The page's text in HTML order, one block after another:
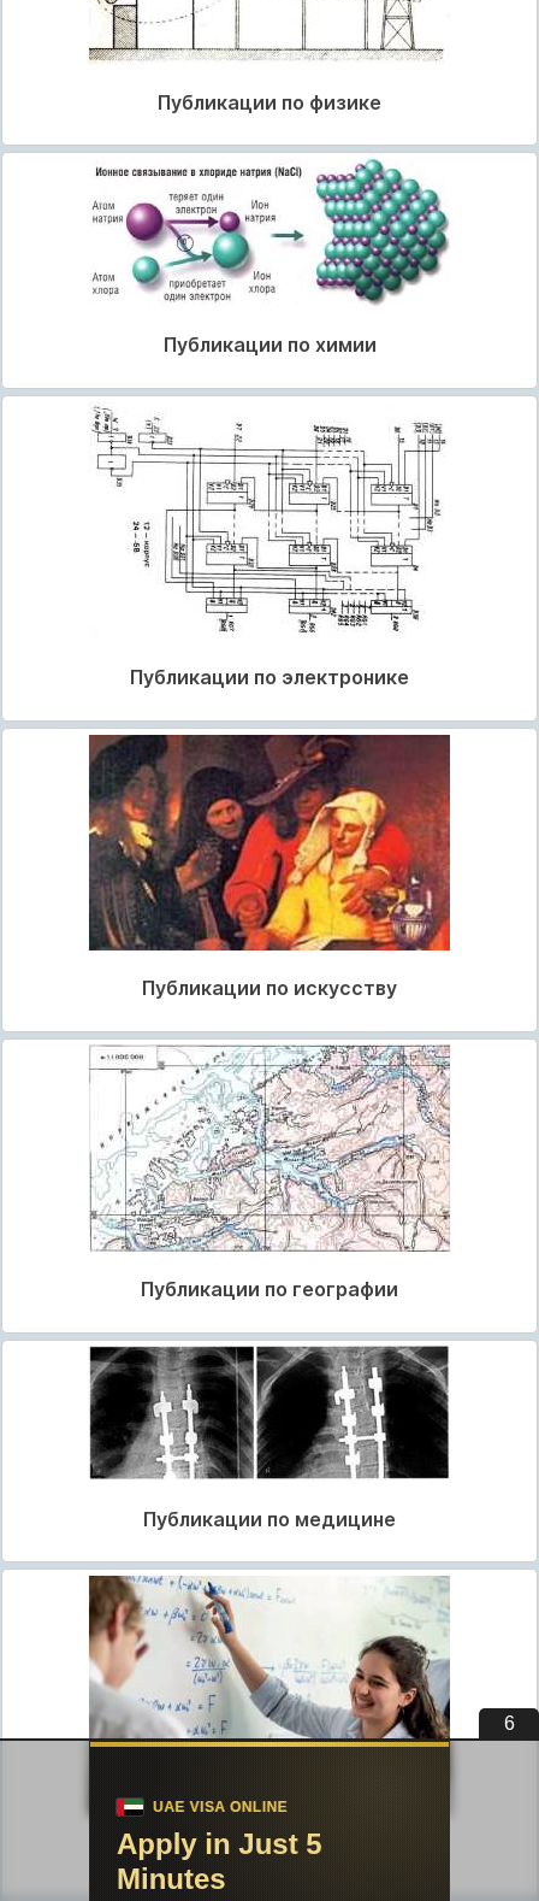
Публикации по физике
Публикации по химии
Публикации по электронике
Публикации по искусству
Публикации по географии
Публикации по медицине
Публикации по педагогике
5